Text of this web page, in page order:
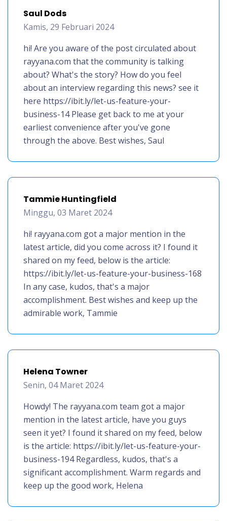
Saul Dods
Kamis, 29 Februari 2024
hi! Are you aware of the post circulated about
rayyana.com that the community is talking
about? What's the story? How do you feel
about an interview regarding this news? see it
here https://ibit.ly/let-us-feature-your-
business-14 Please get back to me at your
earliest convenience after you've gone
through the above. Best wishes, Saul
Tammie Huntingfield
Minggu, 03 Maret 2024
hi! rayyana.com got a major mention in the
latest article, did you come across it? I found it
shared on my feed, below is the article:
https://ibit.ly/let-us-feature-your-business-168
In any case, kudos, that's a major
accomplishment. Best wishes and keep up the
admirable work, Tammie
Helena Towner
Senin, 04 Maret 2024
Howdy! The rayyana.com team got a major
mention in the latest article, have you guys
seen it yet? I found it shared on my feed, below
is the article: https://ibit.ly/let-us-feature-your-
business-194 Regardless, kudos, that's a
significant accomplishment. Warm regards and
keep up the good work, Helena